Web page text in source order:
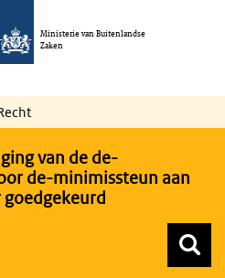
Ministerie van Buitenlandse
Zaken
van de de-
de-minimissteun aan